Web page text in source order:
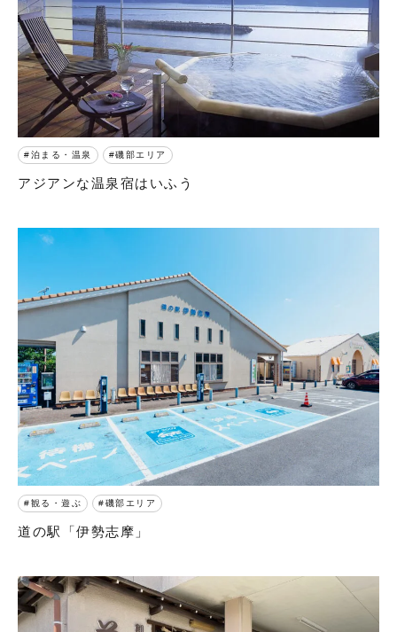
泊まる・温泉 磯部エリア
アジアンな温泉宿はいふう
観る・遊ぶ 磯部エリア
道の駅「伊勢志摩」